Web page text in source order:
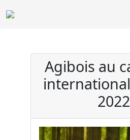
Agibois au
2022